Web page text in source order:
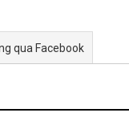
qua Facebook